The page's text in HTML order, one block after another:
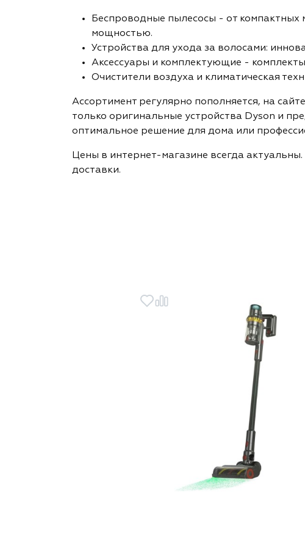
Беспроводные пылесосы - от
мощностью.
Устройства для ухода за волосами:
Аксессуары и комплектующие -
Очистители воздуха и климатическая
Ассортимент регулярно пополняется, на
только оригинальные устройства Dyson и
оптимальное решение для дома или
Цены в интернет-магазине всегда
доставки.